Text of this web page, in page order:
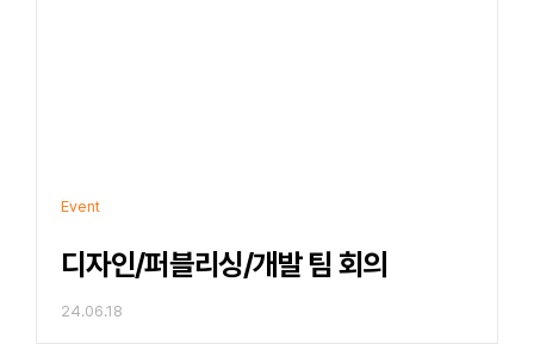
Event
디자인/퍼블리싱/개발 팀 회의
24.06.18